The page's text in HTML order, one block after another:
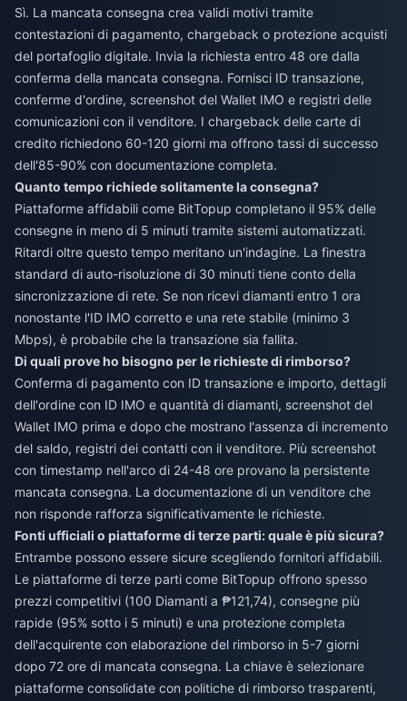
Sì. La mancata consegna crea validi motivi tramite
contestazioni di pagamento, chargeback o protezione acquisti
del portafoglio digitale. Invia la richiesta entro 48 ore dalla
conferma della mancata consegna. Fornisci ID transazione,
conferme d'ordine, screenshot del Wallet IMO e registri delle
comunicazioni con il venditore. I chargeback delle carte di
credito richiedono 60-120 giorni ma offrono tassi di successo
dell'85-90% con documentazione completa.
Quanto tempo richiede solitamente la consegna?
Piattaforme affidabili come BitTopup completano il 95% delle
consegne in meno di 5 minuti tramite sistemi automatizzati.
Ritardi oltre questo tempo meritano un'indagine. La finestra
standard di auto-risoluzione di 30 minuti tiene conto della
sincronizzazione di rete. Se non ricevi diamanti entro 1 ora
nonostante l'ID IMO corretto e una rete stabile (minimo 3
Mbps), è probabile che la transazione sia fallita.
Di quali prove ho bisogno per le richieste di rimborso?
Conferma di pagamento con ID transazione e importo, dettagli
dell'ordine con ID IMO e quantità di diamanti, screenshot del
Wallet IMO prima e dopo che mostrano l'assenza di incremento
del saldo, registri dei contatti con il venditore. Più screenshot
con timestamp nell'arco di 24-48 ore provano la persistente
mancata consegna. La documentazione di un venditore che
non risponde rafforza significativamente le richieste.
Fonti ufficiali o piattaforme di terze parti: quale è più sicura?
Entrambe possono essere sicure scegliendo fornitori affidabili.
Le piattaforme di terze parti come BitTopup offrono spesso
prezzi competitivi (100 Diamanti a ₱121,74), consegne più
rapide (95% sotto i 5 minuti) e una protezione completa
dell'acquirente con elaborazione del rimborso in 5-7 giorni
dopo 72 ore di mancata consegna. La chiave è selezionare
piattaforme consolidate con politiche di rimborso trasparenti,